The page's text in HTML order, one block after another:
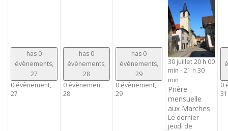
has 0
évènements,
27
0 évènement,
27
has 0
évènements,
28
0 évènement,
28
has 0
évènements,
29
0 évènement,
29
30 juillet 20 h 00
min -21 h 30
min
Prière
mensuelle
aux Marches
Le dernier
jeudi de
0
31